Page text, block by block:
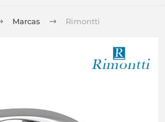
Marcas Rimontti